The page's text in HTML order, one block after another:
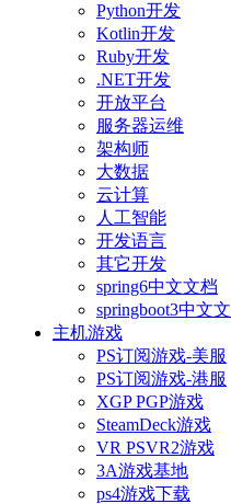
Python开发
Kotlin开发
Ruby开发
.NET开发
开放平台
服务器运维
架构师
大数据
云计算
人工智能
开发语言
其它开发
spring6中文文档
springboot3中文
主机游戏
PS订阅游戏-美服
PS订阅游戏-港服
XGP PGP游戏
SteamDeck游戏
VR PSVR2游戏
3A游戏基地
ps4游戏下载